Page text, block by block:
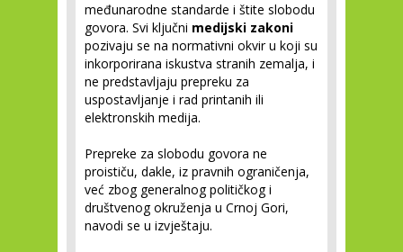
međunarodne standarde i štite slobodu
govora. Svi ključni medijski zakoni
pozivaju se na normativni okvir u koji su
inkorporirana iskustva stranih zemalja, i
ne predstavljaju prepreku za
uspostavljanje i rad printanih ili
elektronskih medija.
Prepreke za slobodu govora ne
proističu, dakle, iz pravnih ograničenja,
već zbog generalnog političkog i
društvenog okruženja u Crnoj Gori,
navodi se u izvještaju.